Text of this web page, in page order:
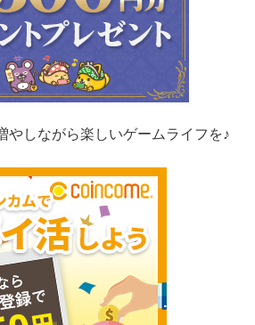
やしながら楽しいゲームライフを♪